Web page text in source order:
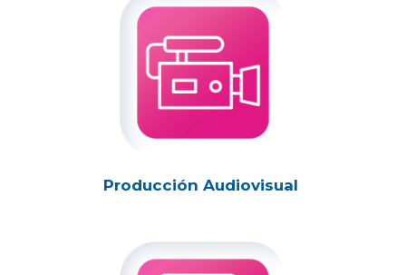
Producción Audiovisual